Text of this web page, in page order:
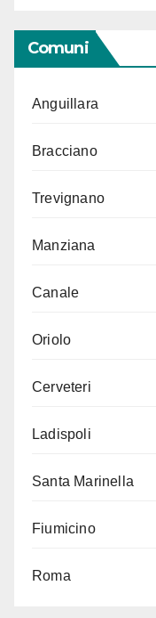
Comuni
Anguillara
Bracciano
Trevignano
Manziana
Canale
Oriolo
Cerveteri
Ladispoli
Santa Marinella
Fiumicino
Roma